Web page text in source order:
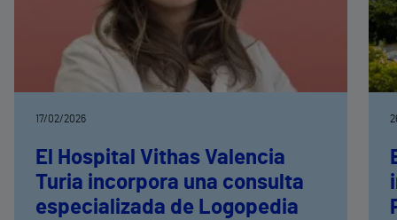
17/02/2026
El Hospital Vithas Valencia
Turia incorpora una consulta
especializada de Logopedia